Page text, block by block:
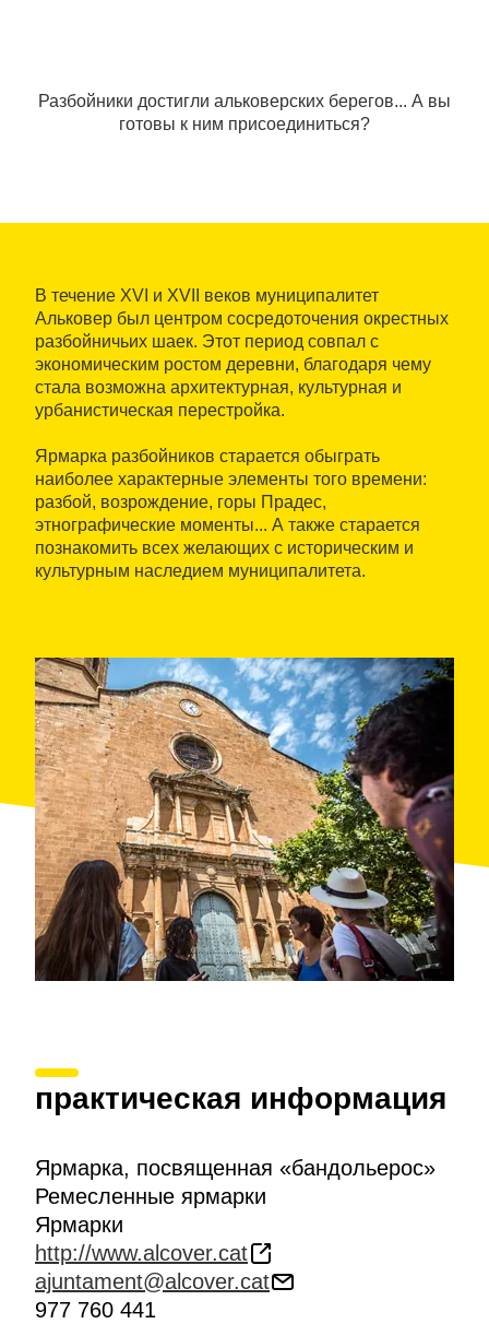
Разбойники достигли альковерских берегов... А вы
готовы к ним присоединиться?
В течение XVI и XVII веков муниципалитет
Альковер был центром сосредоточения окрестных
разбойничьих шаек. Этот период совпал с
экономическим ростом деревни, благодаря чему
стала возможна архитектурная, культурная и
урбанистическая перестройка.
Ярмарка разбойников старается обыграть
наиболее характерные элементы того времени:
разбой, возрождение, горы Прадес,
этнографические моменты... А также старается
познакомить всех желающих с историческим и
культурным наследием муниципалитета.
практическая информация
Ярмарка, посвященная «бандольерос»
Ремесленные ярмарки
Ярмарки
http://www.alcover.cat
ajuntament@alcover.cat
977 760 441